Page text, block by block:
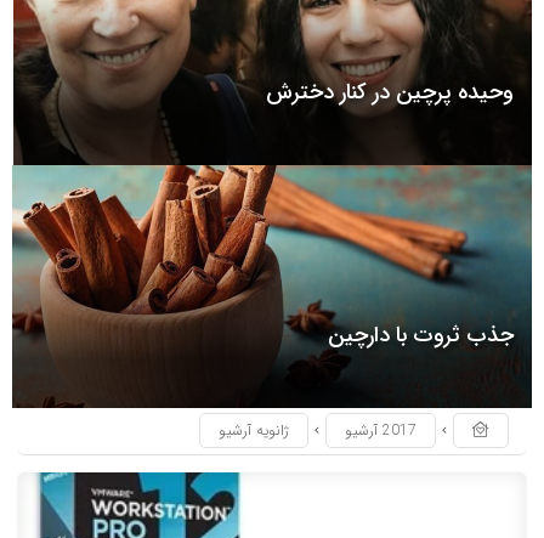
وحیده پرچین در کنار دخترش
جذب ثروت با دارچین
2017 آرشیو ژانویه آرشیو